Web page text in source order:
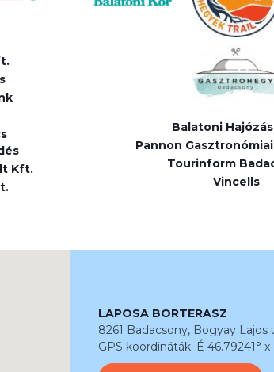
Kft.
Balatoni
Pannon
Tourinform
Vincells
LAPOSA BORTERASZ
8261 Badacsony, Bogyay Lajos
GPS koordináták: É 46.79241° x